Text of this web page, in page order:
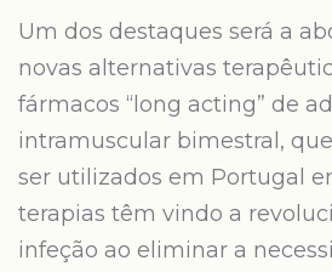
Um dos destaques será a
novas alternativas
fármacos “long acting” de
intramuscular bimestral,
ser utilizados em Portugal
terapias têm vindo a
infeção ao eliminar a